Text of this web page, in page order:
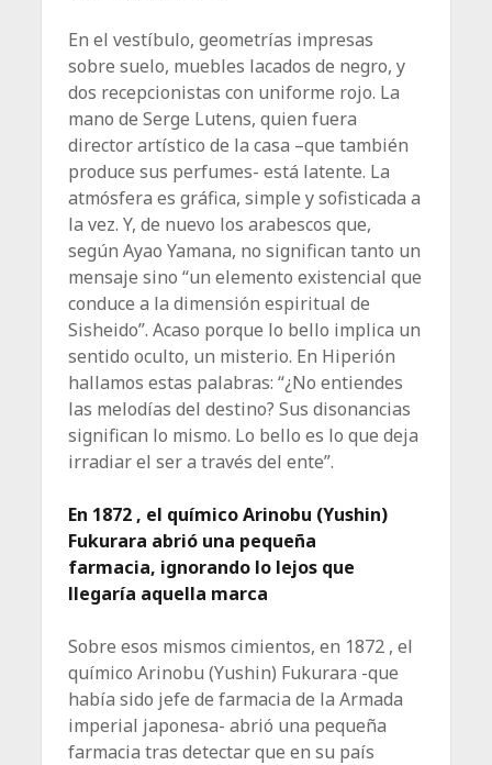
En el vestíbulo, geometrías impresas
sobre suelo, muebles lacados de negro, y
dos recepcionistas con uniforme rojo. La
mano de Serge Lutens, quien fuera
director artístico de la casa –que también
produce sus perfumes- está latente. La
atmósfera es gráfica, simple y sofisticada a
la vez. Y, de nuevo los arabescos que,
según Ayao Yamana, no significan tanto un
mensaje sino “un elemento existencial que
conduce a la dimensión espiritual de
Sisheido”. Acaso porque lo bello implica un
sentido oculto, un misterio. En Hiperión
hallamos estas palabras: “¿No entiendes
las melodías del destino? Sus disonancias
significan lo mismo. Lo bello es lo que deja
irradiar el ser a través del ente”.
En 1872 , el químico Arinobu (Yushin)
Fukurara abrió una pequeña
farmacia, ignorando lo lejos que
llegaría aquella marca
Sobre esos mismos cimientos, en 1872 , el
químico Arinobu (Yushin) Fukurara -que
había sido jefe de farmacia de la Armada
imperial japonesa- abrió una pequeña
farmacia tras detectar que en su país